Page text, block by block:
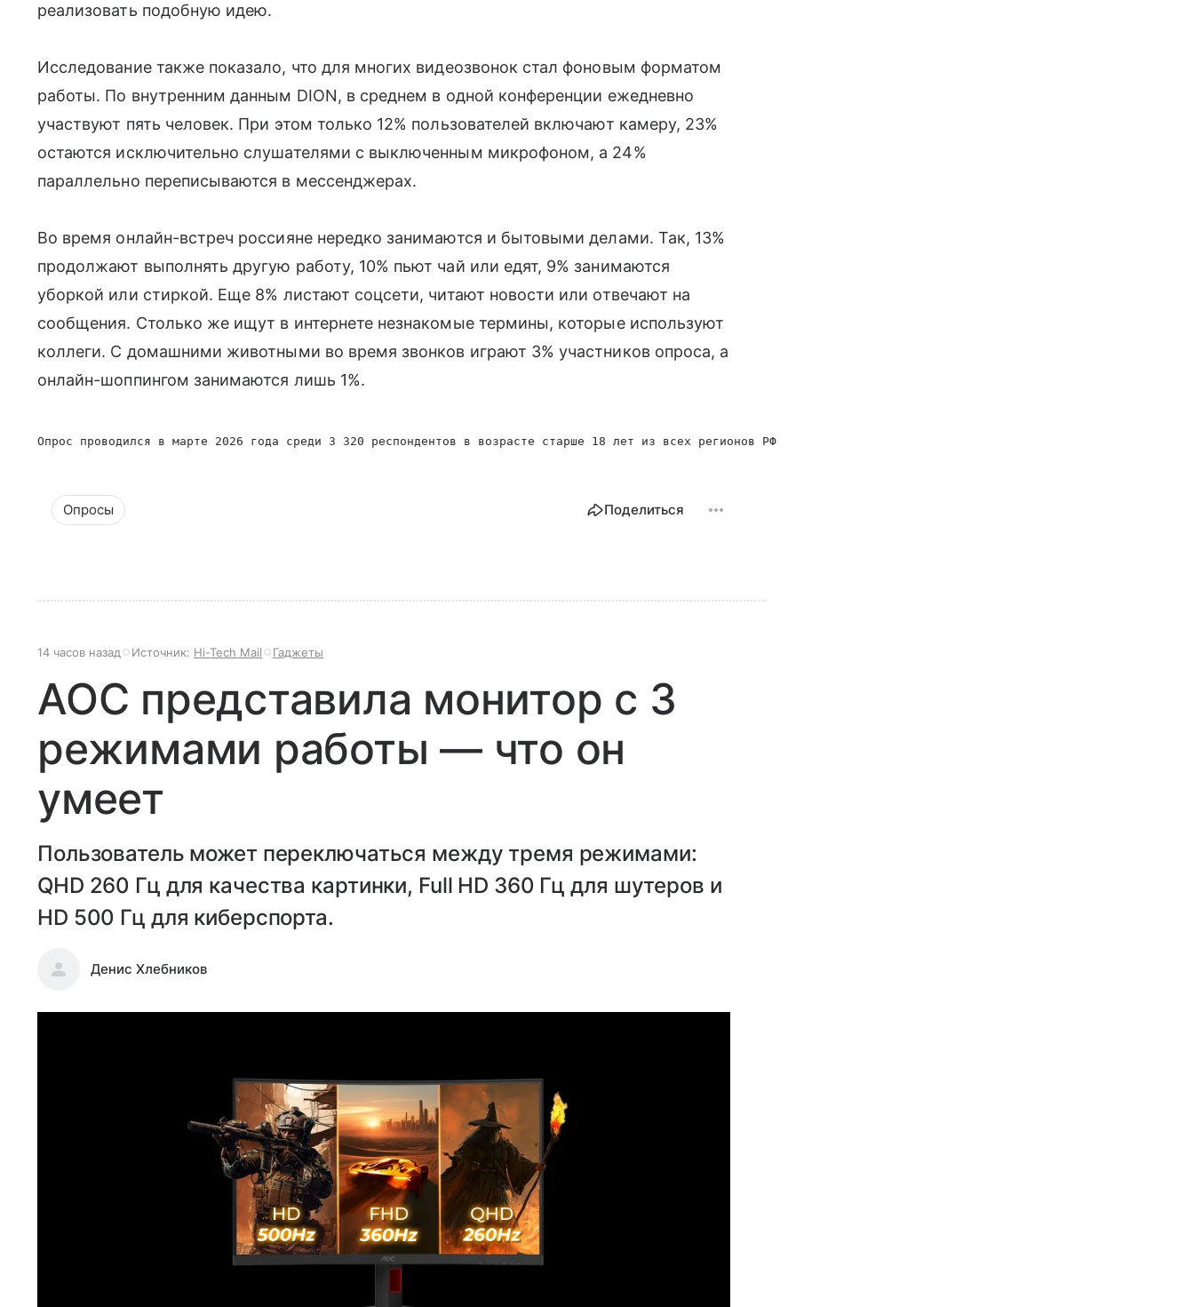
реализовать подобную идею.
Исследование также показало, что для многих видеозвонок стал фоновым форматом
работы. По внутренним данным DION, в среднем в одной конференции ежедневно
участвуют пять человек. При этом только 12% пользователей включают камеру, 23%
остаются исключительно слушателями с выключенным микрофоном, а 24%
параллельно переписываются в мессенджерах.
Во время онлайн-встреч россияне нередко занимаются и бытовыми делами. Так, 13%
продолжают выполнять другую работу, 10% пьют чай или едят, 9% занимаются
уборкой или стиркой. Еще 8% листают соцсети, читают новости или отвечают на
сообщения. Столько же ищут в интернете незнакомые термины, которые используют
коллеги. С домашними животными во время звонков играют 3% участников опроса, а
онлайн-шоппингом занимаются лишь 1%.
Опрос проводился в марте 2026 года среди 3 320 респондентов в возрасте старше 18 лет из всех регионов РФ
Опросы Поделиться
14 часов назад Источник: Hi-Tech Mail Гаджеты
AOC представила монитор с 3
режимами работы — что он
умеет
Пользователь может переключаться между тремя режимами:
QHD 260 Гц для качества картинки, Full HD 360 Гц для шутеров и
HD 500 Гц для киберспорта.
Денис Хлебников